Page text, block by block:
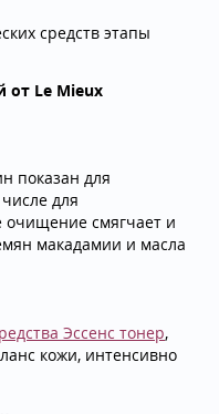
средств этапы
от Le Mieux
показан для
для
очищение смягчает и
макадамии и масла
Эссенс тонер,
кожи, интенсивно